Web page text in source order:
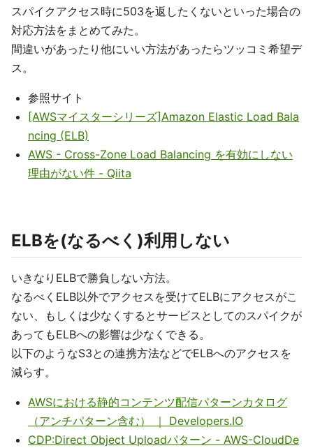
スパイクアクセス時に503を返したくないといった場合の
対応方法をまとめてみた。
間違いがあったり他にいい方法があったらツッコミ希望デ
ス。
参照サイト
[AWSマイスターシリーズ]Amazon Elastic Load Bala
ncing (ELB)
AWS - Cross-Zone Load Balancing を有効にしない
理由がない件 - Qiita
ELBを(なるべく)利用しない
いきなりELBで勝負しない方法。
なるべくELB以外でアクセスを受けてELBにアクセスがこ
ない、もしくは少なくするとサービスとしてのスパイクが
あってもELBへの影響は少なくできる。
以下のようなS3との連携方法などでELBへのアクセスを
減らす。
AWSにおける静的コンテンツ配信パターンカタログ
（アンチパターン含む） ｜ Developers.IO
CDP:Direct Object Uploadパターン - AWS-CloudDe